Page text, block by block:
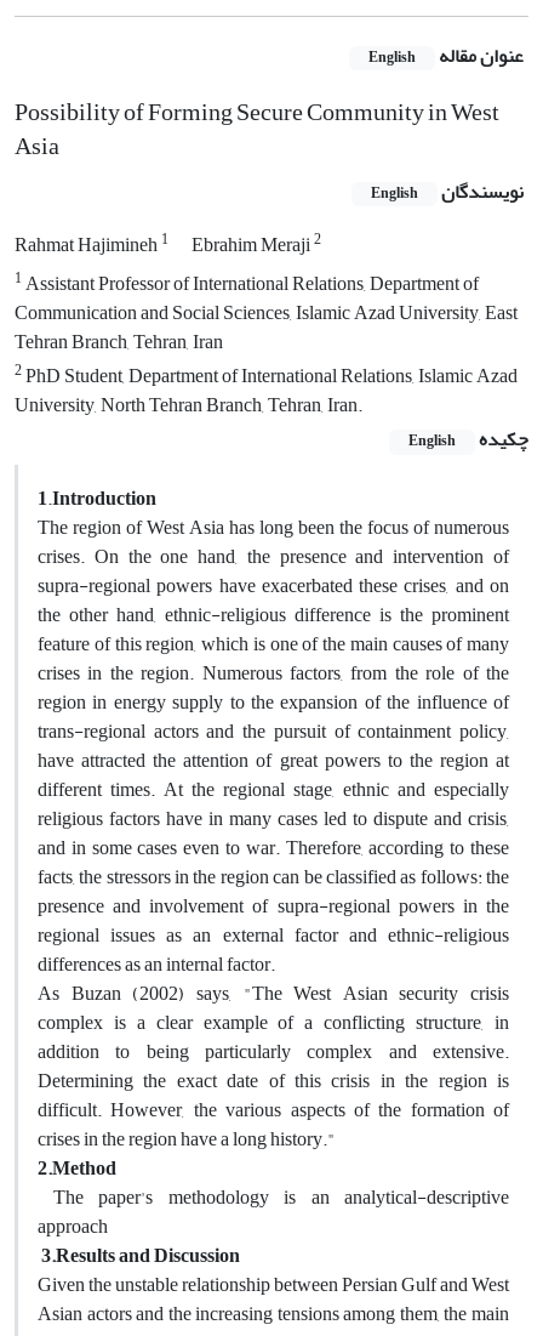
عنوان مقاله English
Possibility of Forming Secure Community in West
Asia
نویسندگان English
Rahmat Hajimineh1 Ebrahim Meraji2
1Assistant Professor of International Relations, Department of
Communication and Social Sciences, Islamic Azad University, East
Tehran Branch, Tehran, Iran
2PhD Student, Department of International Relations, Islamic Azad
University, North Tehran Branch, Tehran, Iran.
چکیده
English
1.Introduction
The region of West Asia has long been the focus of numerous
crises. On the one hand, the presence and intervention of
supra-regional powers have exacerbated these crises, and on
the other hand, ethnic-religious difference is the prominent
feature of this region, which is one of the main causes of many
crises in the region. Numerous factors, from the role of the
region in energy supply to the expansion of the influence of
trans-regional actors and the pursuit of containment policy,
have attracted the attention of great powers to the region at
different times. At the regional stage, ethnic and especially
religious factors have in many cases led to dispute and crisis,
and in some cases even to war. Therefore, according to these
facts, the stressors in the region can be classified as follows: the
presence and involvement of supra-regional powers in the
regional issues as an external factor and ethnic-religious
differences as an internal factor.
As Buzan (2002) says, "The West Asian security crisis
complex is a clear example of a conflicting structure, in
addition to being particularly complex and extensive.
Determining the exact date of this crisis in the region is
difficult. However, the various aspects of the formation of
crises in the region have a long history."
2.Method
The paper's methodology is an analytical-descriptive
approach
3.Results and Discussion
Given the unstable relationship between Persian Gulf and West
Asian actors and the increasing tensions among them, the main